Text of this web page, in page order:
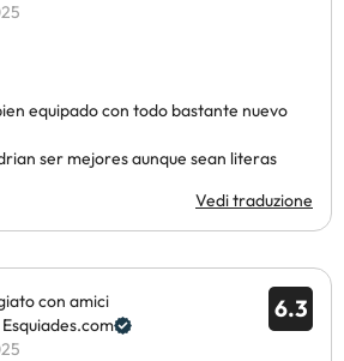
equipado con todo bastante nuevo
ser mejores aunque sean literas
Vedi traduzione
6.3
con amici